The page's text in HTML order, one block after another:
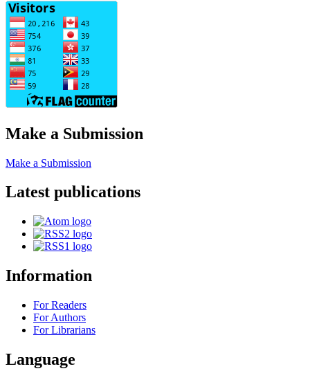
Make a Submission
Make a Submission
Latest publications
Information
For Readers
For Authors
For Librarians
Language